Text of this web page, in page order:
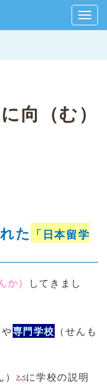
向（む）
た 「日本留学
）
してきまし
専門学校 （せんも
に学校の説明